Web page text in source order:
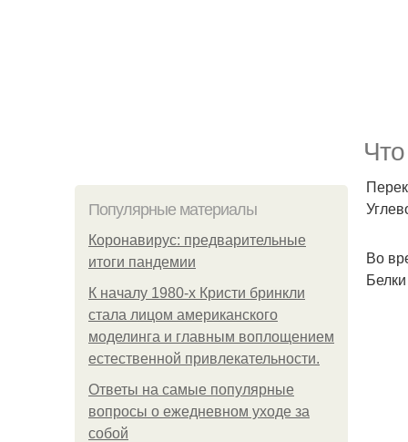
Популярные материалы
Коронавирус: предварительные
итоги пандемии
К началу 1980-х Кристи бринкли
стала лицом американского
моделинга и главным воплощением
естественной привлекательности.
Ответы на самые популярные
вопросы о ежедневном уходе за
собой
Во